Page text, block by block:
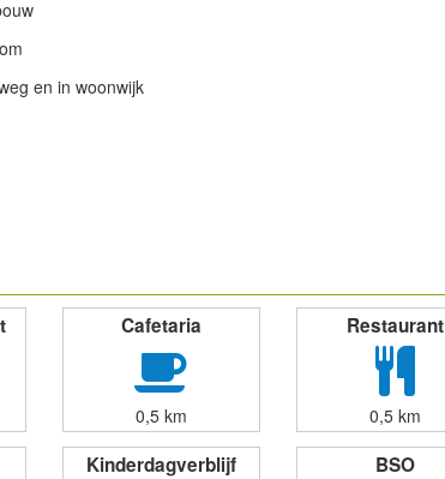
en in woonwijk
Cafetaria
0,5 km
Restaurant
0,5 km
Kinderdagverblijf BSO